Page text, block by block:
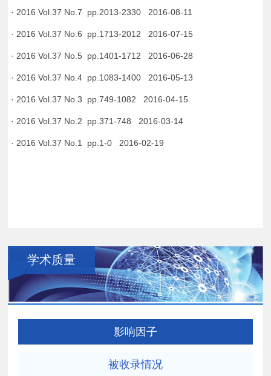
· 2016 Vol.37 No.7 pp.2013-2330 2016-08-11
· 2016 Vol.37 No.6 pp.1713-2012 2016-07-15
· 2016 Vol.37 No.5 pp.1401-1712 2016-06-28
· 2016 Vol.37 No.4 pp.1083-1400 2016-05-13
· 2016 Vol.37 No.3 pp.749-1082 2016-04-15
· 2016 Vol.37 No.2 pp.371-748 2016-03-14
· 2016 Vol.37 No.1 pp.1-0 2016-02-19
学术质量
影响因子
被收录情况